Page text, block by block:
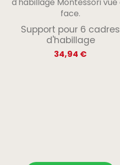
Support pour 6 cadres
d'habillage
34,94 €